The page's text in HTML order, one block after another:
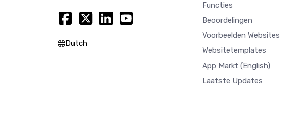
Dutch
Functies
Beoordelingen
Voorbeelden Websites
Websitetemplates
App Markt (English)
Laatste Updates